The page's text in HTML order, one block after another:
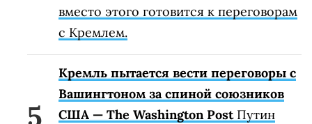
вместо этого готовится к переговорам
с Кремлем.
Кремль пытается вести переговоры с
Вашингтоном за спиной союзников
США — The Washington PostПутин